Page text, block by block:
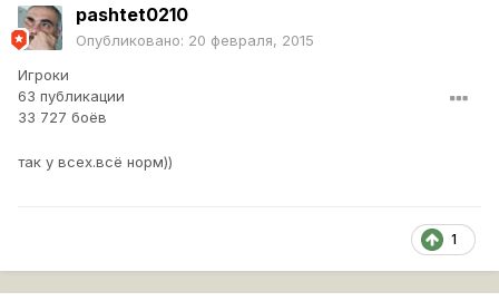
pashtet0210
Опубликовано: 20 февраля, 2015
Игроки
63 публикации
33 727 боёв
так у всех.всё норм))
1